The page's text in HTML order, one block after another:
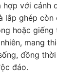
hợp với cảnh
lắp ghép còn
hoặc
mang
đồng
đáo.